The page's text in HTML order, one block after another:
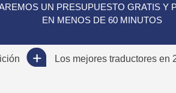
UN PRESUPUESTO GRATIS Y
EN MENOS DE 60 MINUTOS
Los mejores traductores en